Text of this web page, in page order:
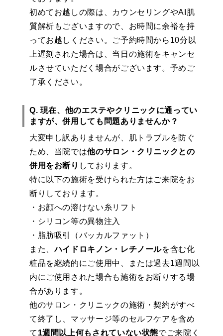
初めてお越しの際は、カウンセリングやAI肌
質解析もございますので、お時間に余裕を持
ってお越しください。ご予約時間から10分以
上遅刻された場合は、当日の施術をキャンセ
ルさせていただく場合がございます。予めご
了承ください。
Q. 現在、他のエステやクリニックに通ってい
ますが、併用しても問題ありませんか？
大変申し訳ありませんが、肌トラブルを防ぐ
ため、当院では他のサロン・クリニックとの
併用をお断り しております。
特に以下の施術を受けられた方はご来院をお
断りしております。
・お顔への溶けない糸リフト
・シリコン等の異物注入
・脂肪吸引（バッカルファット）
また、ハイドロキノン・レチノールを含む化
粧品を継続的にご使用中、または過去1週間以
内にご使用された場合も施術をお断りする場
合があります。
他のサロン・クリニックの施術・契約がすべ
て終了し、マッサージ等のセルフケアを含め
て 1週間以上何もされていない状態でご来院く